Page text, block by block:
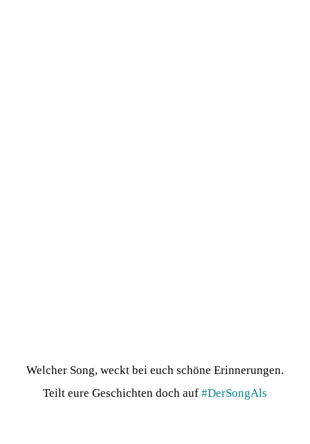
Welcher Song, weckt bei euch schöne Erinnerungen.
Teilt eure Geschichten doch auf #DerSongAls